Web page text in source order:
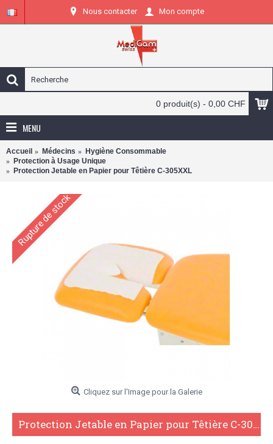
Nous contacter Mon compte
0 produit(s) - 0,00 CHF
MENU
Accueil Médecins
Hygiène Consommable
Protection à Usage Unique
Protection Jetable en Papier pour Têtière C-305XXL
Rupture de stock
Cliquez sur l'Image pour la Galerie
Protection Jetable en Papier pour Têtière C-305XXL